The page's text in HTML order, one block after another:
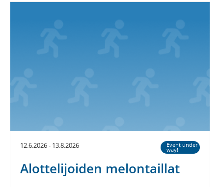
12.6.2026 - 13.8.2026 Event under
way!
Alottelijoiden melontaillat